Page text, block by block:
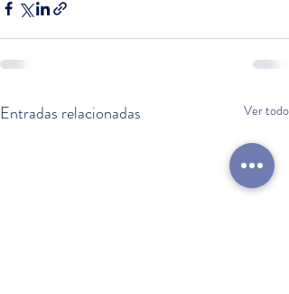
Entradas relacionadas Ver todo